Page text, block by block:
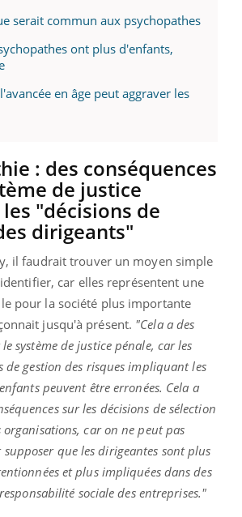
serait commun aux psychopathes
ont plus d'enfants,
en âge peut aggraver les
: des conséquences
de justice
"décisions de
dirigeants"
il faudrait trouver un moyen simple
car elles représentent une
pour la société plus importante
jusqu'à présent. "Cela a des
système de justice pénale, car les
de gestion des risques impliquant les
peuvent être erronées. Cela a
sur les décisions de sélection
organisations, car on ne peut pas
que les dirigeantes sont plus
et plus impliquées dans des
sociale des entreprises."